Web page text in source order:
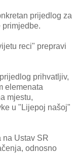
prijedlog za
primjedbe.
reci" prepravi
prihvatljiv,
elemenata
mjestu,
u "Lijepoj našoj"
na Ustav SR
odnosno